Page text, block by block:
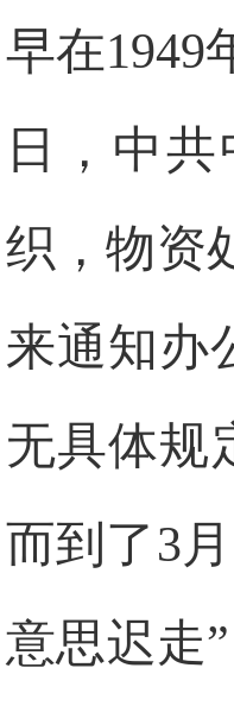
早在1949
日，中
织，物资
来通知办
无具体规
而到了3
意思迟走